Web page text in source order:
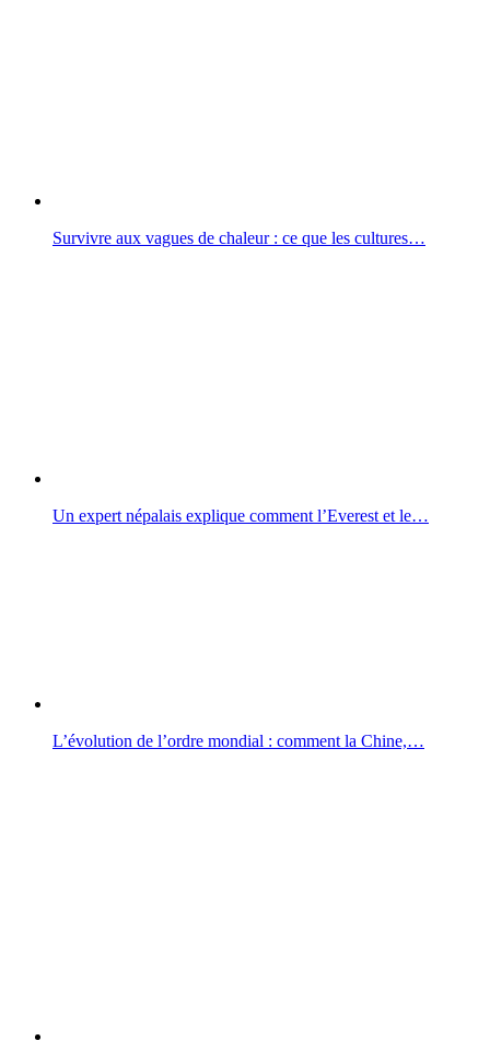
Survivre aux vagues de chaleur : ce que les cultures…
Un expert népalais explique comment l’Everest et le…
L’évolution de l’ordre mondial : comment la Chine,…